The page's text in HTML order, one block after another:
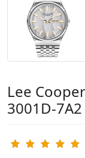
Lee
3001D-7A2